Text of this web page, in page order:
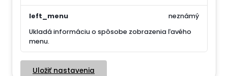
left_menu
Ukladá informáciu o spôsobe zobrazenia ľavého
menu.
neznámý
Uložiť nastavenia